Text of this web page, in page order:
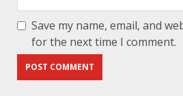
Save my name, email, and
for the next time I comment.